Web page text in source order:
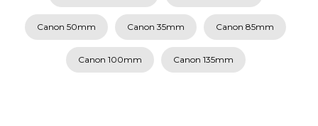
Canon 50mm Canon 35mm Canon 85mm
Canon 100mm Canon 135mm